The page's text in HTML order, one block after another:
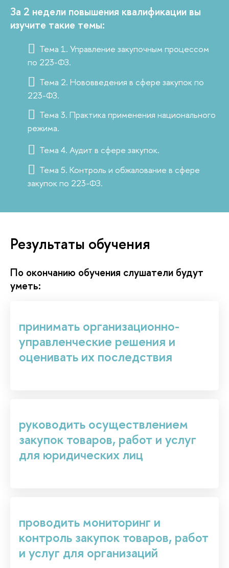
За 2 недели повышения квалификации вы
изучите такие темы:
Тема 1. Управление закупочным процессом
по 223-ФЗ.
Тема 2. Нововведения в сфере закупок по
223-ФЗ.
Тема 3. Практика применения национального
режима.
Тема 4. Аудит в сфере закупок.
Тема 5. Контроль и обжалование в сфере
закупок по 223-ФЗ.
Результаты обучения
По окончанию обучения слушатели будут
уметь:
принимать организационно-
управленческие решения и
оценивать их последствия
руководить осуществлением
закупок товаров, работ и услуг
для юридических лиц
проводить мониторинг и
контроль закупок товаров, работ
и услуг для организаций